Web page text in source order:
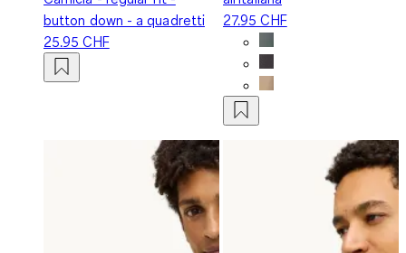
button down - a quadretti
25.95 CHF
27.95 CHF